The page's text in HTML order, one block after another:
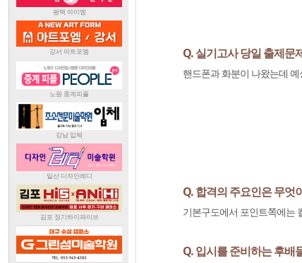
Q. 실기고사 당일 출제문
핸드폰과 화분이 나왔는데
Q. 합격의 주요인은 무엇
기본구도에서 포인트쪽에는
Q. 입시를 준비하는 후배